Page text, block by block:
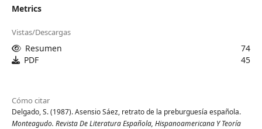
Metrics
Vistas/Descargas
Resumen
74
PDF
45
Cómo citar
Delgado, S. (1987). Asensio Sáez, retrato de la preburguesía española.
Monteagudo. Revista De Literatura Española, Hispanoamericana Y Teoría